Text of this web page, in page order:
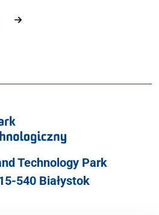
Technology Park
540 Białystok